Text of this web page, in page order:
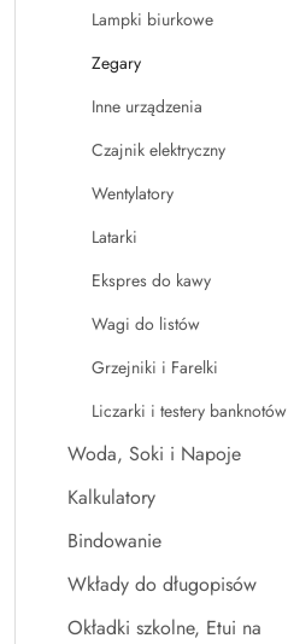
Lampki biurkowe
Zegary
Inne urządzenia
Czajnik elektryczny
Wentylatory
Latarki
Ekspres do kawy
Wagi do listów
Grzejniki i Farelki
Liczarki i testery banknotów
Woda, Soki i Napoje
Kalkulatory
Bindowanie
Wkłady do długopisów
Okładki szkolne, Etui na